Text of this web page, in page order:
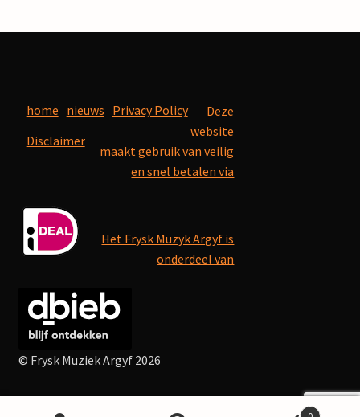
home nieuws Privacy Policy
Disclaimer
Deze
website
maakt gebruik van veilig
en snel betalen via
Het Frysk Muzyk Argyf is
onderdeel van
© Frysk Muziek Argyf 2026